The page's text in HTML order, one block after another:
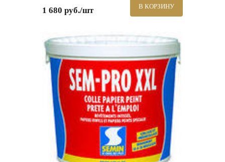
1 680 руб./шт В КОРЗИНУ